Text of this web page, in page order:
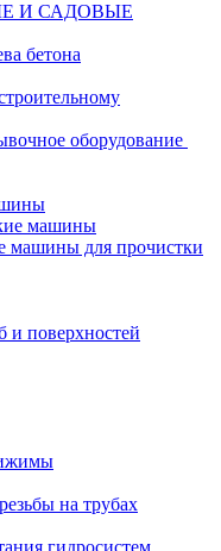
И САДОВЫЕ
бетона
оборудование
машины
машины для прочистки
и поверхностей
на трубах
гидросистем